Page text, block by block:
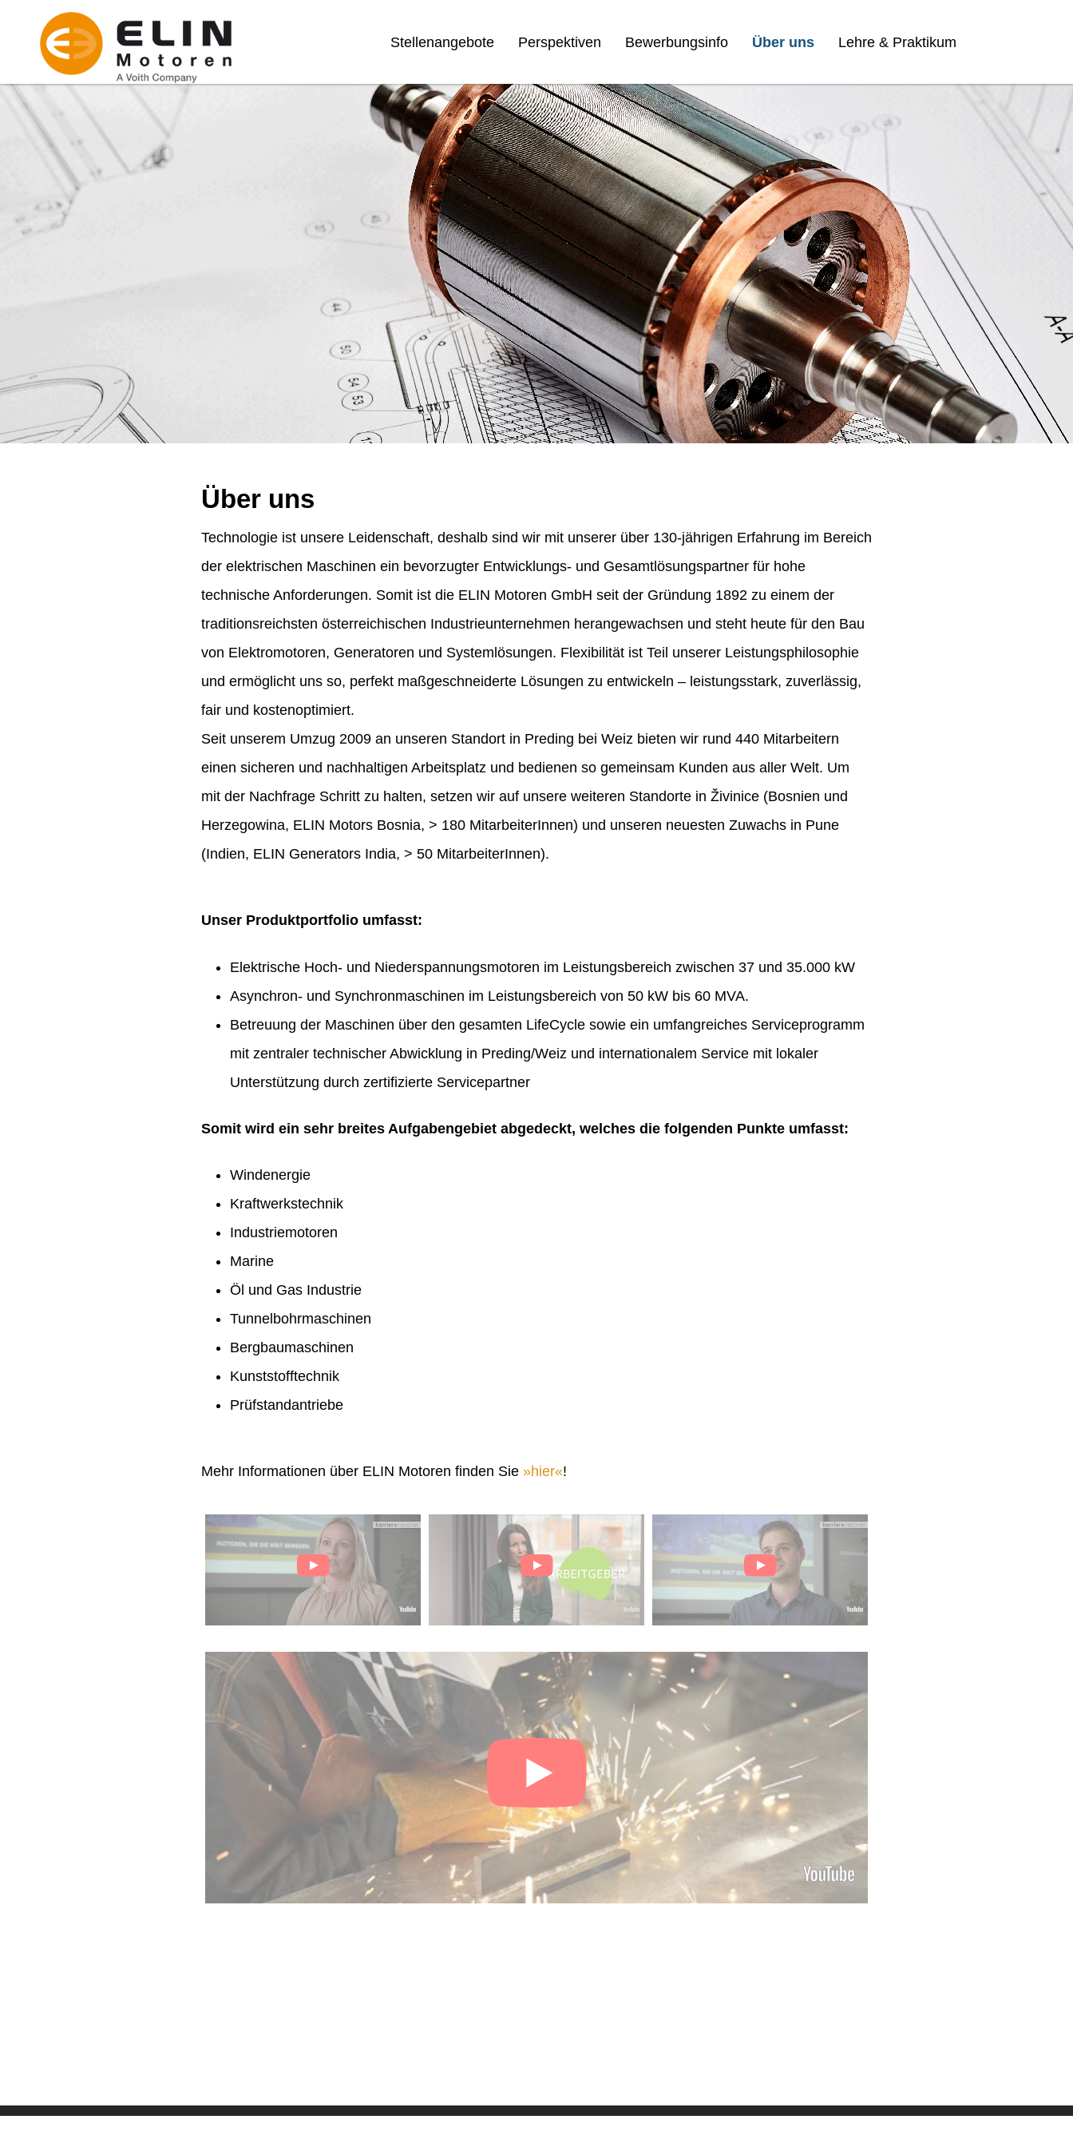
Stellenangebote Perspektiven Bewerbungsinfo Über uns Lehre & Praktikum
Über uns
Technologie ist unsere Leidenschaft, deshalb sind wir mit unserer über 130-jährigen Erfahrung im Bereich
der elektrischen Maschinen ein bevorzugter Entwicklungs- und Gesamtlösungspartner für hohe
technische Anforderungen. Somit ist die ELIN Motoren GmbH seit der Gründung 1892 zu einem der
traditionsreichsten österreichischen Industrieunternehmen herangewachsen und steht heute für den Bau
von Elektromotoren, Generatoren und Systemlösungen. Flexibilität ist Teil unserer Leistungsphilosophie
und ermöglicht uns so, perfekt maßgeschneiderte Lösungen zu entwickeln – leistungsstark, zuverlässig,
fair und kostenoptimiert.
Seit unserem Umzug 2009 an unseren Standort in Preding bei Weiz bieten wir rund 440 Mitarbeitern
einen sicheren und nachhaltigen Arbeitsplatz und bedienen so gemeinsam Kunden aus aller Welt. Um
mit der Nachfrage Schritt zu halten, setzen wir auf unsere weiteren Standorte in Živinice (Bosnien und
Herzegowina, ELIN Motors Bosnia, > 180 MitarbeiterInnen) und unseren neuesten Zuwachs in Pune
(Indien, ELIN Generators India, > 50 MitarbeiterInnen).
Unser Produktportfolio umfasst:
Elektrische Hoch- und Niederspannungsmotoren im Leistungsbereich zwischen 37 und 35.000 kW
Asynchron- und Synchronmaschinen im Leistungsbereich von 50 kW bis 60 MVA.
Betreuung der Maschinen über den gesamten LifeCycle sowie ein umfangreiches Serviceprogramm
mit zentraler technischer Abwicklung in Preding/Weiz und internationalem Service mit lokaler
Unterstützung durch zertifizierte Servicepartner
Somit wird ein sehr breites Aufgabengebiet abgedeckt, welches die folgenden Punkte umfasst:
Windenergie
Kraftwerkstechnik
Industriemotoren
Marine
Öl und Gas Industrie
Tunnelbohrmaschinen
Bergbaumaschinen
Kunststofftechnik
Prüfstandantriebe
Mehr Informationen über ELIN Motoren finden Sie hier !